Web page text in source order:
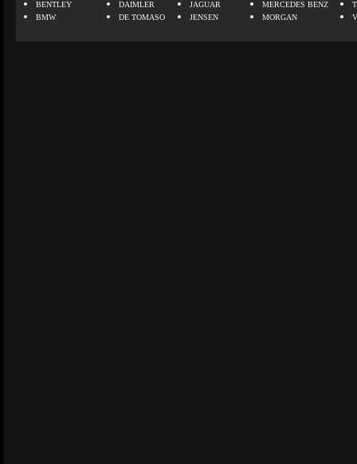
BENTLEY
BMW
DAIMLER
DE TOMASO
JAGUAR
JENSEN
MERCEDES BENZ
MORGAN